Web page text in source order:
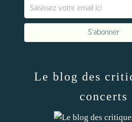
Le blog des
concerts